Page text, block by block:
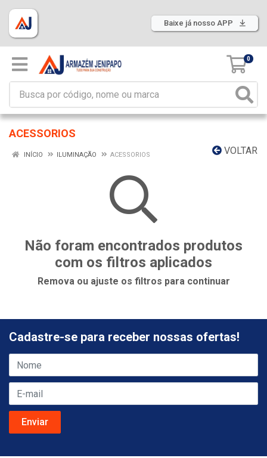
Baixe já nosso APP
0
ACESSORIOS
VOLTAR
INÍCIO ILUMINAÇÃO ACESSORIOS
Não foram encontrados produtos
com os filtros aplicados
Remova ou ajuste os filtros para continuar
Cadastre-se para receber nossas ofertas!